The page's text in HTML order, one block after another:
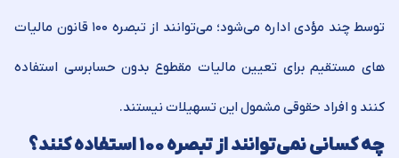
توسط چند مؤدی اداره می‌‏شود؛ می‌‏توانند از تبصره ۱۰۰ قانون مالیات‏
های مستقیم برای تعیین مالیات مقطوع بدون حسابرسی استفاده
کنند و افراد حقوقی مشمول این تسهیلات نیستند.
چه کسانی نمی‌توانند از تبصره ۱۰۰ استفاده کنند؟